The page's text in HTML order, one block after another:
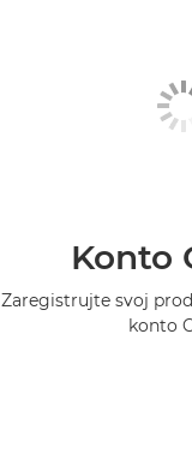
Konto
Zaregistrujte svoj
konto